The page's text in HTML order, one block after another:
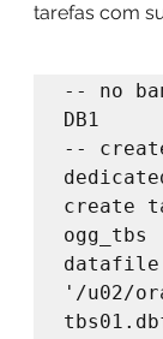
tarefas com
-- no
DB1
--
create
ogg_tbs
datafile
'/u02/